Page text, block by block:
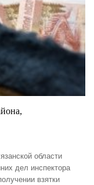
области
дел инспектора
взятки